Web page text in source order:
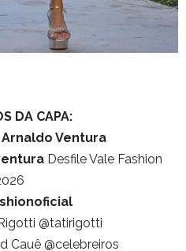
DA CAPA:
Arnaldo Ventura
Desfile Vale Fashion
@tatirigotti
Cauê @celebreiros